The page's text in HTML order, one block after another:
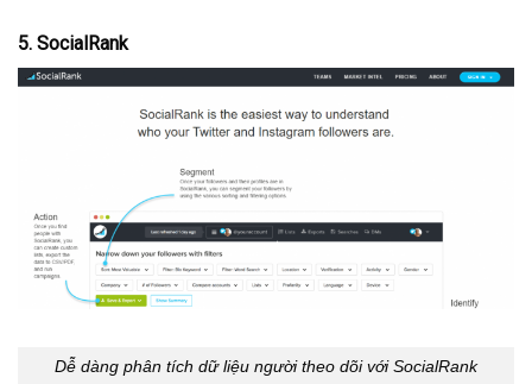
5. SocialRank
Dễ dàng phân tích dữ liệu người theo dõi với SocialRank